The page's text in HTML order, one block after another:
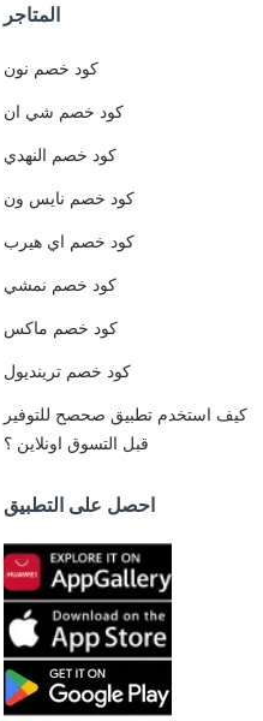
المتاجر
كود خصم نون
كود خصم شي ان
كود خصم النهدي
كود خصم نايس ون
كود خصم اي هيرب
كود خصم نمشي
كود خصم ماكس
كود خصم ترينديول
كيف استخدم تطبيق صحصح للتوفير
قبل التسوق اونلاين ؟
احصل على التطبيق